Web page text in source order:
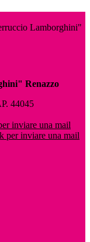
Lamborghini"
Renazzo
44045
inviare una mail
per inviare una mail